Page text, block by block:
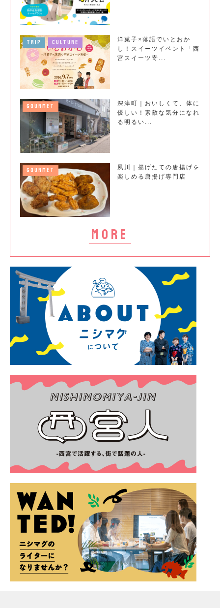
more
TRIP CULTURE
洋菓子×落語でいとおか
し！スイーツイベント「西
宮スイーツ寄...
GOURMET
深津町｜おいしくて、体に
優しい！素敵な気分になれ
る明るい...
GOURMET
夙川｜揚げたての唐揚げを
楽しめる唐揚げ専門店